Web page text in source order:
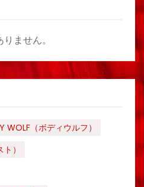
ません。
WOLF（ボディウルフ）
）